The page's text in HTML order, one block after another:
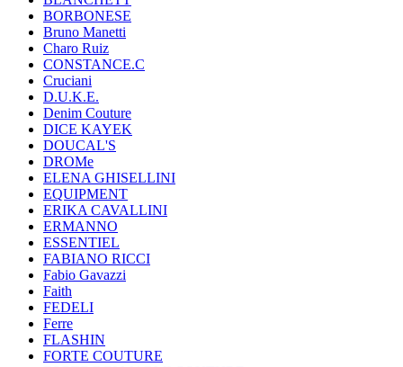
BORBONESE
Bruno Manetti
Charo Ruiz
CONSTANCE.C
Cruciani
D.U.K.E.
Denim Couture
DICE KAYEK
DOUCAL'S
DROMe
ELENA GHISELLINI
EQUIPMENT
ERIKA CAVALLINI
ERMANNO
ESSENTIEL
FABIANO RICCI
Fabio Gavazzi
Faith
FEDELI
Ferre
FLASHIN
FORTE COUTURE